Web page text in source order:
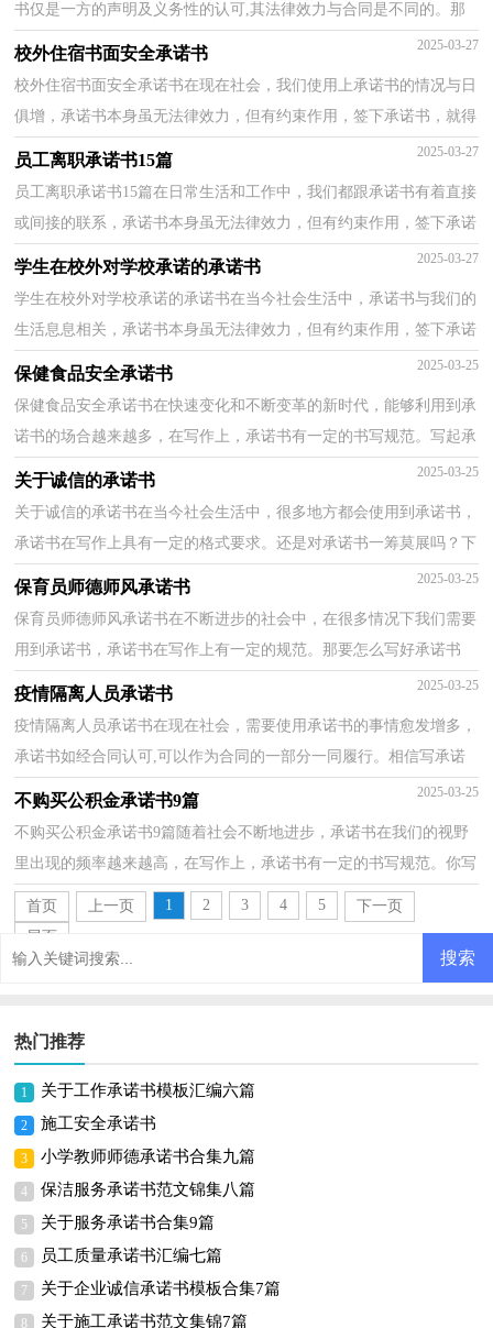
书仅是一方的声明及义务性的认可,其法律效力与合同是不同的。那
么你有了解过承诺书吗？以下是小编精心整理的旅游...
校外住宿书面安全承诺书 2025-03-27
校外住宿书面安全承诺书在现在社会，我们使用上承诺书的情况与日
俱增，承诺书本身虽无法律效力，但有约束作用，签下承诺书，就得
考验诚信。为了让您在写承诺书时更加简单方便，下面是小...
员工离职承诺书15篇 2025-03-27
员工离职承诺书15篇在日常生活和工作中，我们都跟承诺书有着直接
或间接的联系，承诺书本身虽无法律效力，但有约束作用，签下承诺
书，就得考验诚信。相信许多人会觉得承诺书很难写吧，以...
学生在校外对学校承诺的承诺书 2025-03-27
学生在校外对学校承诺的承诺书在当今社会生活中，承诺书与我们的
生活息息相关，承诺书本身虽无法律效力，但有约束作用，签下承诺
书，就得考验诚信。你所见过的承诺书是什么样的呢？以下...
保健食品安全承诺书 2025-03-25
保健食品安全承诺书在快速变化和不断变革的新时代，能够利用到承
诺书的场合越来越多，在写作上，承诺书有一定的书写规范。写起承
诺书来就毫无头绪？以下是小编精心整理的保健食品安...
关于诚信的承诺书 2025-03-25
关于诚信的承诺书在当今社会生活中，很多地方都会使用到承诺书，
承诺书在写作上具有一定的格式要求。还是对承诺书一筹莫展吗？下
面是小编收集整理的关于诚信的承诺书，希望能够帮助...
保育员师德师风承诺书 2025-03-25
保育员师德师风承诺书在不断进步的社会中，在很多情况下我们需要
用到承诺书，承诺书在写作上有一定的规范。那要怎么写好承诺书
呢？下面是小编帮大家整理的保育员师德师风承诺书，欢...
疫情隔离人员承诺书 2025-03-25
疫情隔离人员承诺书在现在社会，需要使用承诺书的事情愈发增多，
承诺书如经合同认可,可以作为合同的一部分一同履行。相信写承诺
书是一个让许多人都头痛的问题，以下是小编为大家...
不购买公积金承诺书9篇 2025-03-25
不购买公积金承诺书9篇随着社会不断地进步，承诺书在我们的视野
里出现的频率越来越高，在写作上，承诺书有一定的书写规范。你写
承诺书时总是没有文字可写？下面是小编为大家整理的...
首页 上一页 1 2 3 4 5
下一页
尾页
热门推荐
1 关于工作承诺书模板汇编六篇
2 施工安全承诺书
3 小学教师师德承诺书合集九篇
4 保洁服务承诺书范文锦集八篇
5 关于服务承诺书合集9篇
6 员工质量承诺书汇编七篇
7 关于企业诚信承诺书模板合集7篇
8 关于施工承诺书范文集锦7篇